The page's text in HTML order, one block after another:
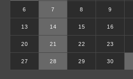
6 7 8 9
13 14 15 16
20 21 22 23
27 28 29 30